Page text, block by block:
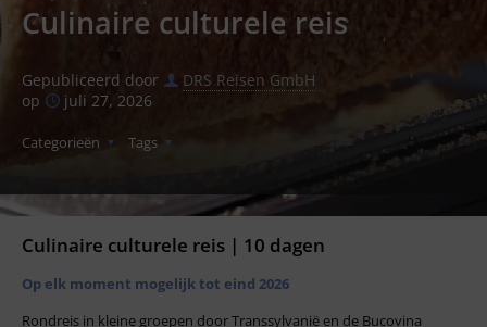
Culinaire culturele reis
Gepubliceerd door
DRS Reisen GmbH
op
juli 27, 2026
Categorieën Tags
Culinaire culturele reis | 10 dagen
Op elk moment mogelijk tot eind 2026
Rondreis in kleine groepen door Transsylvanië en de Bucovina